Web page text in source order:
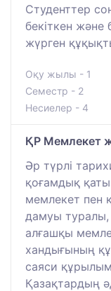
Студенттер
бекіткен және
жүрген
Оқу жылы - 1
Семестр - 2
Несиелер - 4
ҚР Мемлекет
Әр түрлі
қоғамдық
мемлекет пен
дамуы туралы,
алғашқы
хандығының
саяси
Қазақтардың